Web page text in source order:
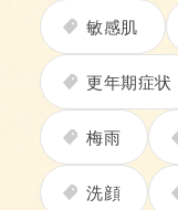
敏感肌
更年期症状
梅雨
洗顔